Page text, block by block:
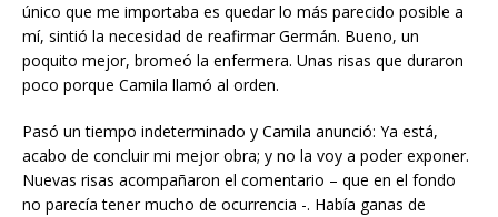
único que me importaba es quedar lo más parecido posible a
mí, sintió la necesidad de reafirmar Germán. Bueno, un
poquito mejor, bromeó la enfermera. Unas risas que duraron
poco porque Camila llamó al orden.
Pasó un tiempo indeterminado y Camila anunció: Ya está,
acabo de concluir mi mejor obra; y no la voy a poder exponer.
Nuevas risas acompañaron el comentario – que en el fondo
no parecía tener mucho de ocurrencia -. Había ganas de